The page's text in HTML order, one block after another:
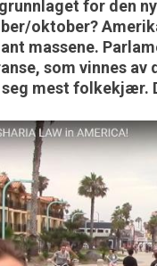
grunnlaget for den
oktober?
massene.
som vinnes av
mest folkekjær.